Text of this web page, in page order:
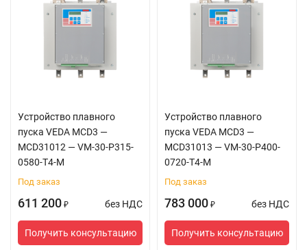
Устройство плавного
пуска VEDA MCD3 —
MCD31012 — VM-30-P315-
0580-T4-M
Под заказ
611 200 ₽ без НДС
Получить консультацию
Устройство плавного
пуска VEDA MCD3 —
MCD31013 — VM-30-P400-
0720-T4-M
Под заказ
783 000 ₽ без НДС
Получить консультацию